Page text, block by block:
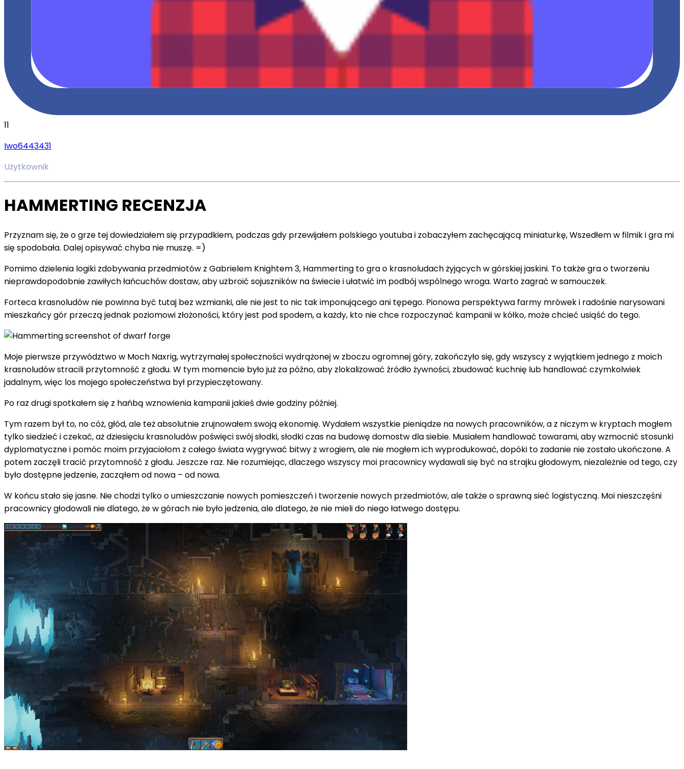
11
Iwo6443431
Użytkownik
HAMMERTING RECENZJA
Przyznam się, że o grze tej dowiedziałem się przypadkiem, podczas gdy przewijałem polskiego youtuba i zobaczyłem zachęcającą miniaturkę, Wszedłem w filmik i gra mi
się spodobała. Dalej opisywać chyba nie muszę. =)
Pomimo dzielenia logiki zdobywania przedmiotów z Gabrielem Knightem 3, Hammerting to gra o krasnoludach żyjących w górskiej jaskini. To także gra o tworzeniu
nieprawdopodobnie zawiłych łańcuchów dostaw, aby uzbroić sojuszników na świecie i ułatwić im podbój wspólnego wroga. Warto zagrać w samouczek.
Forteca krasnoludów nie powinna być tutaj bez wzmianki, ale nie jest to nic tak imponującego ani tępego. Pionowa perspektywa farmy mrówek i radośnie narysowani
mieszkańcy gór przeczą jednak poziomowi złożoności, który jest pod spodem, a każdy, kto nie chce rozpoczynać kampanii w kółko, może chcieć usiąść do tego.
Moje pierwsze przywództwo w Moch Naxrig, wytrzymałej społeczności wydrążonej w zboczu ogromnej góry, zakończyło się, gdy wszyscy z wyjątkiem jednego z moich
krasnoludów stracili przytomność z głodu. W tym momencie było już za późno, aby zlokalizować źródło żywności, zbudować kuchnię lub handlować czymkolwiek
jadalnym, więc los mojego społeczeństwa był przypieczętowany.
Po raz drugi spotkałem się z hańbą wznowienia kampanii jakieś dwie godziny później.
Tym razem był to, no cóż, głód, ale też absolutnie zrujnowałem swoją ekonomię. Wydałem wszystkie pieniądze na nowych pracowników, a z niczym w kryptach mogłem
tylko siedzieć i czekać, aż dziesięciu krasnoludów poświęci swój słodki, słodki czas na budowę domostw dla siebie. Musiałem handlować towarami, aby wzmocnić stosunki
dyplomatyczne i pomóc moim przyjaciołom z całego świata wygrywać bitwy z wrogiem, ale nie mogłem ich wyprodukować, dopóki to zadanie nie zostało ukończone. A
potem zaczęli tracić przytomność z głodu. Jeszcze raz. Nie rozumiejąc, dlaczego wszyscy moi pracownicy wydawali się być na strajku głodowym, niezależnie od tego, czy
było dostępne jedzenie, zacząłem od nowa – od nowa.
W końcu stało się jasne. Nie chodzi tylko o umieszczanie nowych pomieszczeń i tworzenie nowych przedmiotów, ale także o sprawną sieć logistyczną. Moi nieszczęśni
pracownicy głodowali nie dlatego, że w górach nie było jedzenia, ale dlatego, że nie mieli do niego łatwego dostępu.